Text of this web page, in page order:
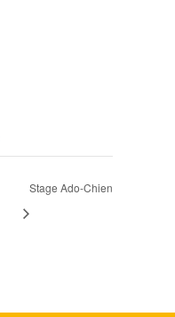
Stage Ado-Chien